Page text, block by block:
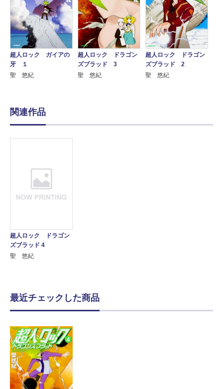
超人ロック ガイアの
牙 １
聖 悠紀
超人ロック ドラゴン
ズブラッド 3
聖 悠紀
超人ロック ドラゴン
ズブラッド 2
聖 悠紀
関連作品
超人ロック ドラゴン
ズブラッド 4
聖 悠紀
最近チェックした商品